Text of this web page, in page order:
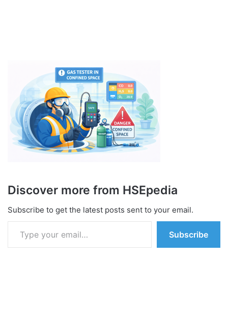
Discover more from HSEpedia
Subscribe to get the latest posts sent to your email.
Type your email…
Subscribe